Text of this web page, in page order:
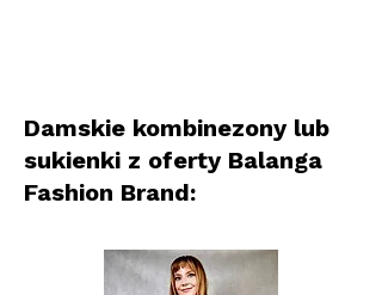
Damskie kombinezony lub
sukienki z oferty Balanga
Fashion Brand: